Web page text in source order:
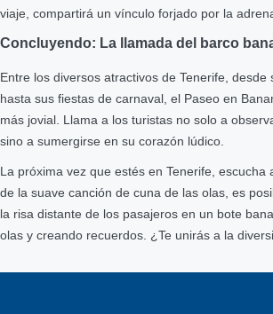
viaje, compartirá un vínculo forjado por la
Concluyendo: La llamada del barco
Entre los diversos atractivos de Tenerife, desde
hasta sus fiestas de carnaval, el Paseo en
más jovial. Llama a los turistas no solo a
sino a sumergirse en su corazón lúdico.
La próxima vez que estés en Tenerife, escucha
de la suave canción de cuna de las olas, es
la risa distante de los pasajeros en un bote
olas y creando recuerdos. ¿Te unirás a la